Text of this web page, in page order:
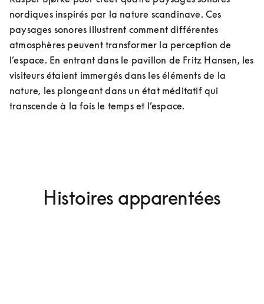
nordiques inspirés par la nature scandinave. Ces
paysages sonores illustrent comment différentes
atmosphères peuvent transformer la perception de
l’espace. En entrant dans le pavillon de Fritz Hansen, les
visiteurs étaient immergés dans les éléments de la
nature, les plongeant dans un état méditatif qui
transcende à la fois le temps et l’espace.
Histoires apparentées